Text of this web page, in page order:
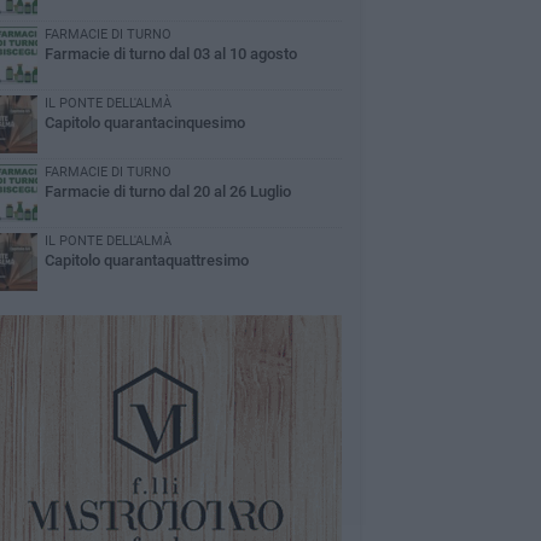
FARMACIE DI TURNO
Farmacie di turno dal 03 al 10 agosto
IL PONTE DELL'ALMÀ
Capitolo quarantacinquesimo
FARMACIE DI TURNO
Farmacie di turno dal 20 al 26 Luglio
IL PONTE DELL'ALMÀ
Capitolo quarantaquattresimo